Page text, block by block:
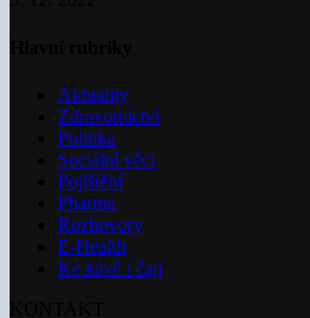
Aktuality
Zdravotnictví
Politika
Sociální věci
Pojištění
Pharma
Rozhovory
E-Health
Ke kávě i čaji